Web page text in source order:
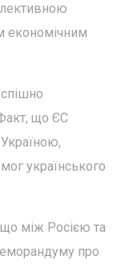
економічним
що ЄС
українського
між Росією та
про